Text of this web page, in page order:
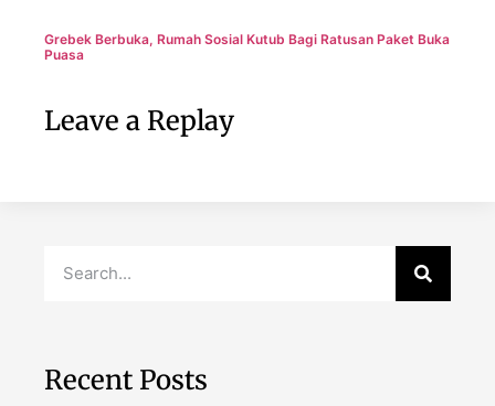
Grebek Berbuka, Rumah Sosial Kutub Bagi Ratusan Paket Buka
Puasa
Leave a Replay
Recent Posts